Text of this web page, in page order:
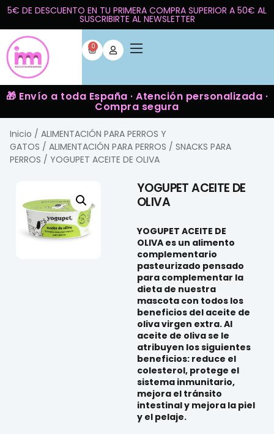
5€ DE DESCUENTO EN TU PRIMERA COMPRA SUPERIOR A 50€ AL
SUSCRIBIRTE AL NEWSLETTER
0
🎁 Envío a toda España · Atención personalizada ·
Compra segura
Inicio / ALIMENTACIÓN PARA PERROS Y
GATOS / ALIMENTACIÓN PARA PERROS / SNACKS PARA
PERROS / YOGUPET ACEITE DE OLIVA
YOGUPET ACEITE DE
OLIVA
YOGUPET ACEITE DE
OLIVA es un alimento
complementario
pasteurizado pensado
para complementar la
dieta de nuestra
mascota con todos los
beneficios del aceite de
oliva virgen extra. Al
aceite de oliva se le
atribuyen los siguientes
beneficios: reduce el
colesterol, protege el
sistema inmunitario,
mejora el tránsito
intestinal y mejora la piel
y el pelaje.